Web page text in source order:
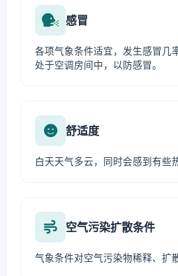
感冒
各项气象条件适宜，发生感冒几
处于空调房间中，以防感冒。
舒适度
白天天气多云，同时会感到有些
空气污染扩散条件
气象条件对空气污染物稀释、扩